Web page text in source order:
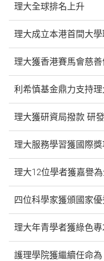
理大全球排名上升
理大成立本港首間大
理大獲香港賽馬會慈
利希慎基金鼎力支持
理大獲研資局撥款 研
理大服務學習獲國際獎
理大12位學者獲嘉譽
四位科學家獲頒國家
理大年青學者獲綠色
護理學院獲繼續任命為